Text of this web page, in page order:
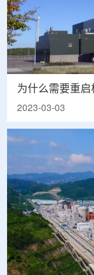
为什么需要重启
2023-03-03